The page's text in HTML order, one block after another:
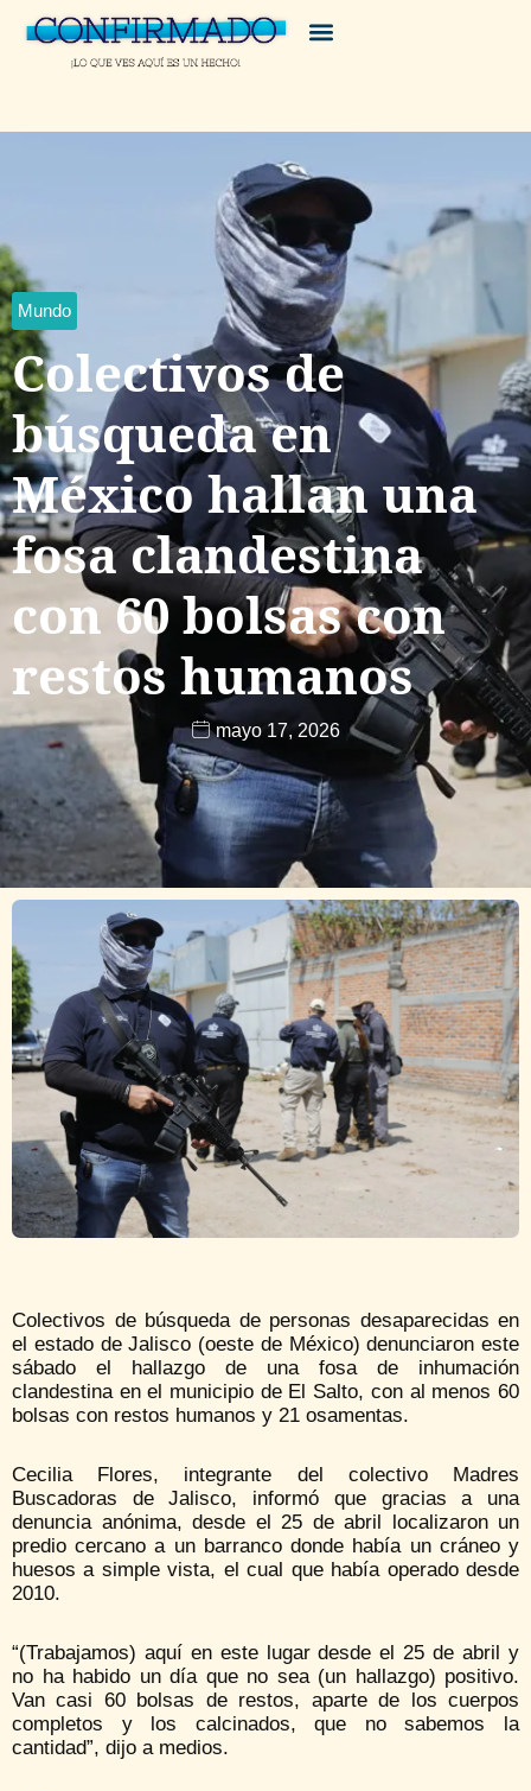
Mundo
Colectivos de
búsqueda en
México hallan una
fosa clandestina
con 60 bolsas con
restos humanos
mayo 17, 2026
Colectivos de búsqueda de personas desaparecidas en
el estado de Jalisco (oeste de México) denunciaron este
sábado el hallazgo de una fosa de inhumación
clandestina en el municipio de El Salto, con al menos 60
bolsas con restos humanos y 21 osamentas.
Cecilia Flores, integrante del colectivo Madres
Buscadoras de Jalisco, informó que gracias a una
denuncia anónima, desde el 25 de abril localizaron un
predio cercano a un barranco donde había un cráneo y
huesos a simple vista, el cual que había operado desde
2010.
“(Trabajamos) aquí en este lugar desde el 25 de abril y
no ha habido un día que no sea (un hallazgo) positivo.
Van casi 60 bolsas de restos, aparte de los cuerpos
completos y los calcinados, que no sabemos la
cantidad”, dijo a medios.